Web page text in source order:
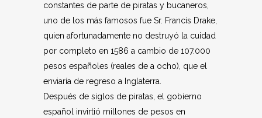
constantes de parte de piratas y bucaneros,
uno de los más famosos fue Sr. Francis Drake,
quien afortunadamente no destruyó la cuidad
por completo en 1586 a cambio de 107.000
pesos españoles (reales de a ocho), que el
enviaría de regreso a Inglaterra.
Después de siglos de piratas, el gobierno
español invirtió millones de pesos en